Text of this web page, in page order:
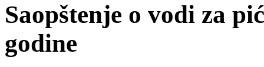
Saopštenje o vodi za
godine